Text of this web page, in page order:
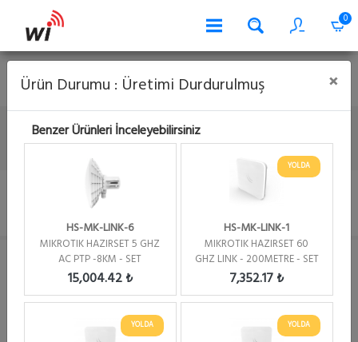
0
Kart İle Serbest Ödeme
Sorgu
Havale Bildirimi 0 262 644 66 63
Anasayfa Hazir Set (Bundle) Ürünler
HS-MK-LINK-2
Ürün Durumu : Üretimi Durdurulmuş ×
Benzer Ürünleri İnceleyebilirsiniz
HS-MK-LINK-6
MIKROTIK HAZIRSET 5 GHZ
AC PTP -8KM - SET
15,004.42 ₺
YOLDA
HS-MK-LINK-1
MIKROTIK HAZIRSET 60
GHZ LINK - 200METRE - SET
7,352.17 ₺
YOLDA YOLDA